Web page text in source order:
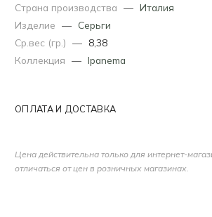
Страна производства — Италия
Изделие — Серьги
Ср.вес (гр.) — 8,38
Коллекция — Ipanema
ОПЛАТА И ДОСТАВКА
Цена действительна только для интернет-
отличаться от цен в розничных магазинах.